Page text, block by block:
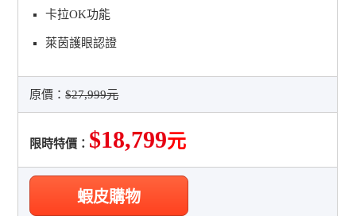
卡拉OK功能
萊茵護眼認證
原價：$27,999元
限時特價： $18,799元
蝦皮購物